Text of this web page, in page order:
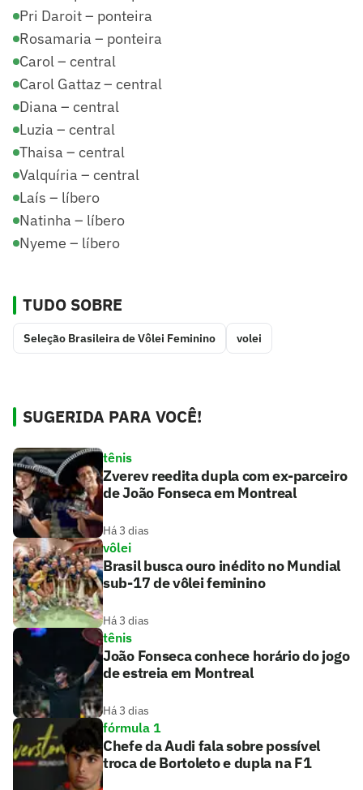
Pri Daroit – ponteira
Rosamaria – ponteira
Carol – central
Carol Gattaz – central
Diana – central
Luzia – central
Thaisa – central
Valquíria – central
Laís – líbero
Natinha – líbero
Nyeme – líbero
TUDO SOBRE
Seleção Brasileira de Vôlei Feminino volei
SUGERIDA PARA VOCÊ!
tênis
Zverev reedita dupla com ex-parceiro
de João Fonseca em Montreal
Há 3 dias
vôlei
Brasil busca ouro inédito no Mundial
sub-17 de vôlei feminino
Há 3 dias
tênis
João Fonseca conhece horário do jogo
de estreia em Montreal
Há 3 dias
fórmula 1
Chefe da Audi fala sobre possível
troca de Bortoleto e dupla na F1